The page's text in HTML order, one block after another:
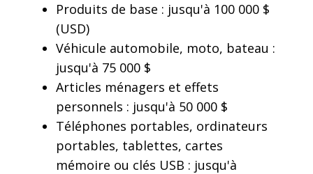
Produits de base : jusqu'à 100 000 $
(USD)
Véhicule automobile, moto, bateau :
jusqu'à 75 000 $
Articles ménagers et effets
personnels : jusqu'à 50 000 $
Téléphones portables, ordinateurs
portables, tablettes, cartes
mémoire ou clés USB : jusqu'à